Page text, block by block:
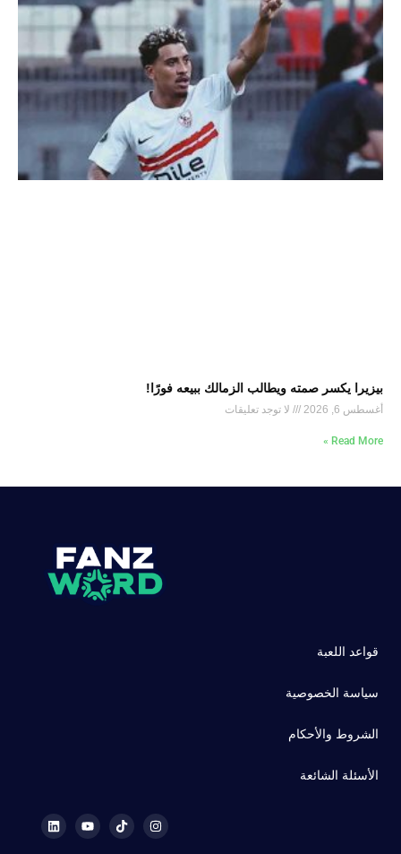
بيزيرا يكسر صمته ويطالب الزمالك ببيعه فورًا!
أغسطس 6, 2026 لا توجد تعليقات
Read More »
قواعد اللعبة
سياسة الخصوصية
الشروط والأحكام
الأسئلة الشائعة